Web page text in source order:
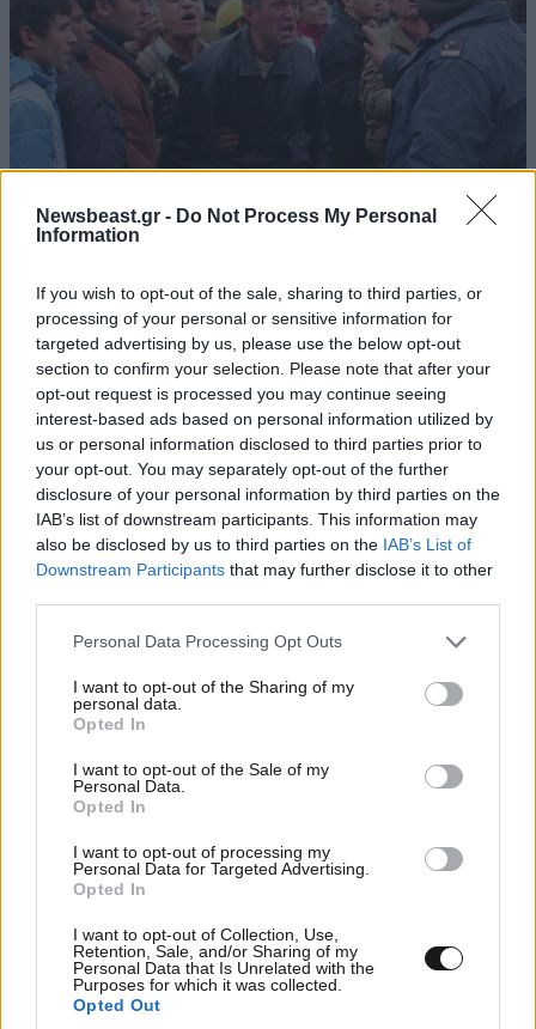
Newsbeast.gr - Do Not Process My Personal
Information
If you wish to opt-out of the sale, sharing to third parties, or
processing of your personal or sensitive information for
targeted advertising by us, please use the below opt-out
section to confirm your selection. Please note that after your
opt-out request is processed you may continue seeing
interest-based ads based on personal information utilized by
us or personal information disclosed to third parties prior to
your opt-out. You may separately opt-out of the further
disclosure of your personal information by third parties on the
IAB’s list of downstream participants. This information may
also be disclosed by us to third parties on the IAB’s List of
Downstream Participants that may further disclose it to other
Please note that this website/app uses one or more Google
not limited to your visit or usage behaviour. You may click to
grant or deny consent to Google and its third-party tags to
use your data for below specified purposes in below Google
consent section.
Personal Data Processing Opt Outs
I want to opt-out of the Sharing of my
personal data.
Opted In
I want to opt-out of the Sale of my
Personal Data.
Opted In
I want to opt-out of processing my
Personal Data for Targeted Advertising.
Opted In
I want to opt-out of Collection, Use,
Retention, Sale, and/or Sharing of my
Personal Data that Is Unrelated with the
Purposes for which it was collected.
Opted Out
η Ελλάδα ανατιμά το νόμισμά της. Με απόφασή της
Ευρωπαϊκής Ένωσης, η δραχμή ανατιμάται κατά 3,5%
έναντι του ευρώ.
2001:Ξεκινά τη λειτουργία της η ηλεκτρονική
εγκυκλοπαίδεια Wikipedia, δημιουργία του
Αμερικανού επιχειρηματία Τζίμι Γουέλς.
2009: Αμερικανοί επιστήμονες ανακοινώνουν ότι
ανακάλυψαν σαφείς ενδείξεις ότι υπάρχει μεθάνιο
στον πλανήτη Άρη και διατυπώνουν την υπόθεση ότι
υπάρχει ζωή στον εν λόγω πλανήτη.
Η Digea αρχίζει τη μετάδοση ψηφιακού
τηλεοπτικού σήματος από την Κεντρική Μακεδονία
Γίνεται η μεγαλύτερη σε διάρκεια
Διαρκεί 11 λεπτά και 8 δευτερόλεπτα.
«Κανένα σπίτι σε χέρια τραπεζίτη» διαμηνύει
από τη Ρόδο ο πρόεδρος του ΣΥΡΙΖΑ,
Αλέξης
Τσίπρας, κατά τη διάρκεια προεκλογικής του ομιλίας.